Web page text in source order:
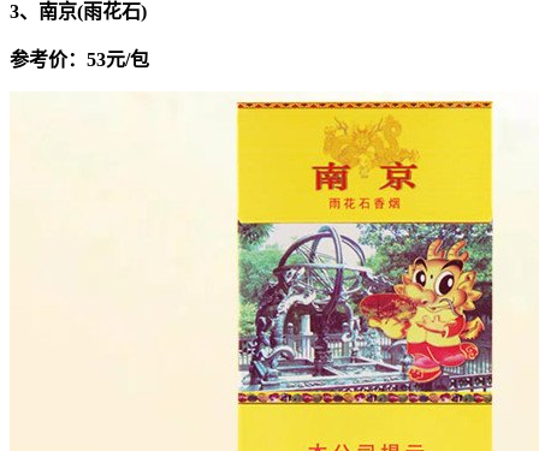
3、南京(雨花石)
参考价：53元/包